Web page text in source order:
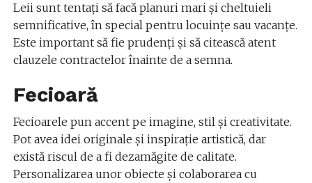
Leii sunt tentați să facă planuri mari și cheltuieli
semnificative, în special pentru locuințe sau vacanțe.
Este important să fie prudenți și să citească atent
clauzele contractelor înainte de a semna.
Fecioară
Fecioarele pun accent pe imagine, stil și creativitate.
Pot avea idei originale și inspirație artistică, dar
există riscul de a fi dezamăgite de calitate.
Personalizarea unor obiecte și colaborarea cu